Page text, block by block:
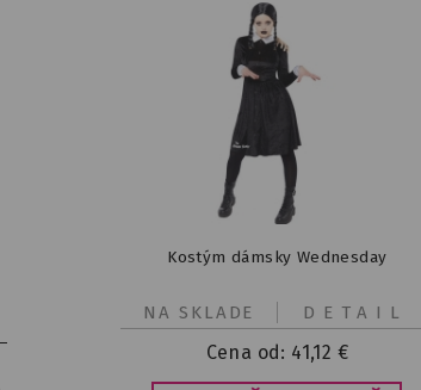
Kostým dámsky Wednesday
Cena od: 41,12 €
DETAIL
NA SKLADE